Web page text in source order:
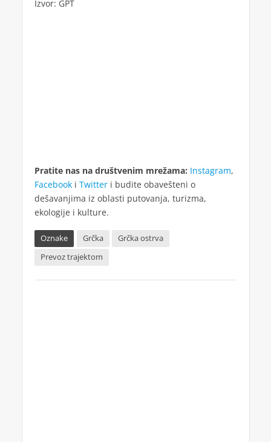
Izvor: GPT
Pratite nas na društvenim mrežama: Instagram,
Facebooki Twitteri budite obavešteni o
dešavanjima iz oblasti putovanja, turizma,
ekologije i kulture.
Oznake Grčka
Grčka ostrva
Prevoz trajektom